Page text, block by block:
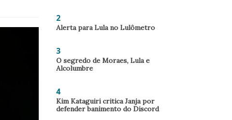
2
Alerta para Lula no Lulômetro
3
O segredo de Moraes, Lula e
Alcolumbre
4
Kim Kataguiri critica Janja por
defender banimento do Discord